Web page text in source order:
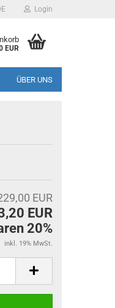
Login
EUR
ÜBER UNS
EUR
EUR
20%
inkl. 19% MwSt.